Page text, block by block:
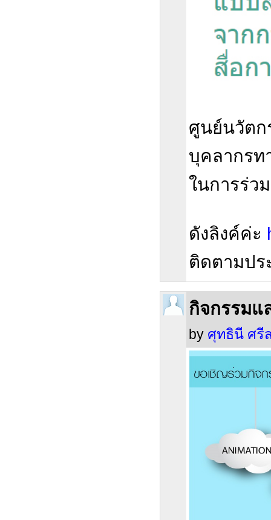
ศูนย์นวัตก
บุคลากรท
ในการร่ว
ดังลิงค์ค่ะ
ติดตามปร
กิจกรรมแ
by ศุทธินี ศรี